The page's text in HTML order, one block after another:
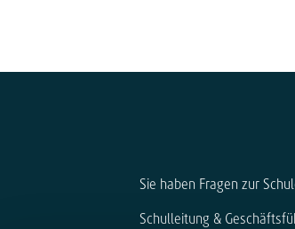
Sie haben Fragen zur
Schulleitung &